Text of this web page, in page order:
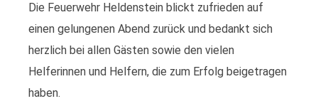
Die Feuerwehr Heldenstein blickt zufrieden auf
einen gelungenen Abend zurück und bedankt sich
herzlich bei allen Gästen sowie den vielen
Helferinnen und Helfern, die zum Erfolg beigetragen
haben.